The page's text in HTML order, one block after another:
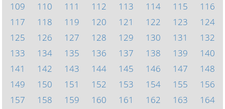
109
110 111 112 113 114 115
116
117
118 119 120 121 122 123
124
125
126 127 128 129 130 131
132
133
134 135 136 137 138 139
140
141
142 143 144 145 146 147
148
149
150 151 152 153 154 155
156
157
158 159 160 161 162 163
164